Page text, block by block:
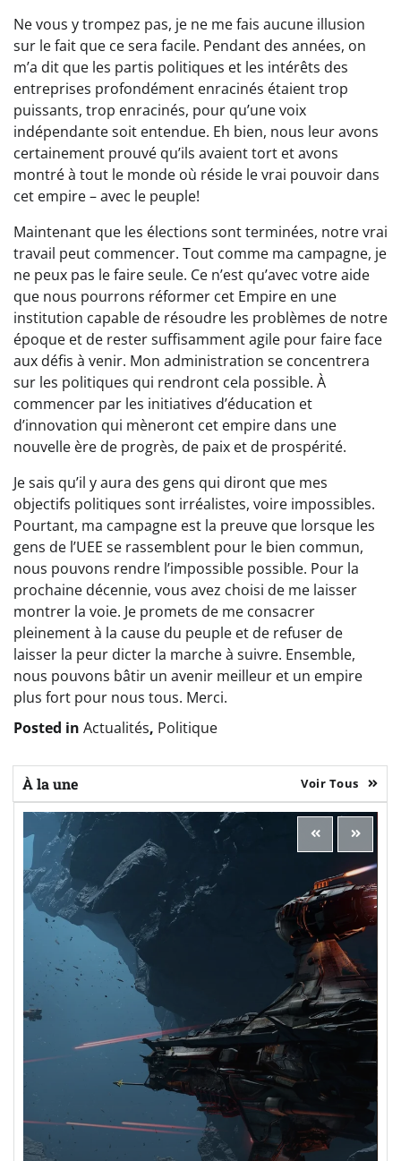
Ne vous y trompez pas, je ne me fais aucune illusion
sur le fait que ce sera facile. Pendant des années, on
m’a dit que les partis politiques et les intérêts des
entreprises profondément enracinés étaient trop
puissants, trop enracinés, pour qu’une voix
indépendante soit entendue. Eh bien, nous leur avons
certainement prouvé qu’ils avaient tort et avons
montré à tout le monde où réside le vrai pouvoir dans
cet empire – avec le peuple!
Maintenant que les élections sont terminées, notre vrai
travail peut commencer. Tout comme ma campagne, je
ne peux pas le faire seule. Ce n’est qu’avec votre aide
que nous pourrons réformer cet Empire en une
institution capable de résoudre les problèmes de notre
époque et de rester suffisamment agile pour faire face
aux défis à venir. Mon administration se concentrera
sur les politiques qui rendront cela possible. À
commencer par les initiatives d’éducation et
d’innovation qui mèneront cet empire dans une
nouvelle ère de progrès, de paix et de prospérité.
Je sais qu’il y aura des gens qui diront que mes
objectifs politiques sont irréalistes, voire impossibles.
Pourtant, ma campagne est la preuve que lorsque les
gens de l’UEE se rassemblent pour le bien commun,
nous pouvons rendre l’impossible possible. Pour la
prochaine décennie, vous avez choisi de me laisser
montrer la voie. Je promets de me consacrer
pleinement à la cause du peuple et de refuser de
laisser la peur dicter la marche à suivre. Ensemble,
nous pouvons bâtir un avenir meilleur et un empire
plus fort pour nous tous. Merci.
Posted in Actualités, Politique
À la une Voir Tous